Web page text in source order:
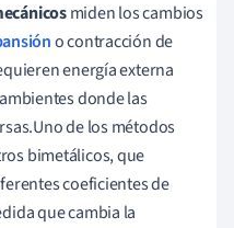
miden los cambios
o contracción de
energía externa
donde las
de los métodos
bimetálicos, que
coeficientes de
que cambia la